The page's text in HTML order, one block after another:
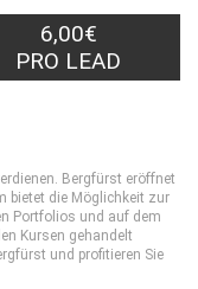
6,00€
PRO LEAD
Bergfürst eröffnet
bietet die Möglichkeit zur
Portfolios und auf dem
Kursen gehandelt
und profitieren Sie